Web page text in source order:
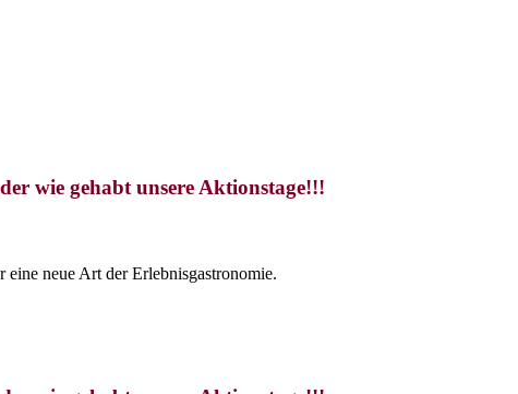
wie gehabt unsere Aktionstage!!!
neue Art der Erlebnisgastronomie.